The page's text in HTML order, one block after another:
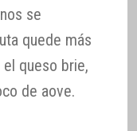
se
quede más
queso brie,
de aove.